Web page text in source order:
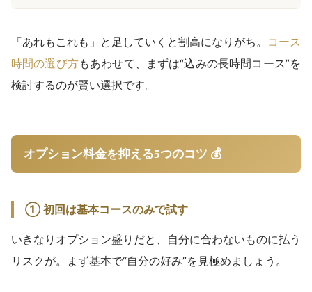
「あれもこれも」と足していくと割高になりがち。
コース
時間の選び方もあわせて、まずは“込みの長時間コース”を
検討するのが賢い選択です。
オプション料金を抑える5つのコツ 💰
① 初回は基本コースのみで試す
いきなりオプション盛りだと、自分に合わないものに払う
リスクが。まず基本で“自分の好み”を見極めましょう。